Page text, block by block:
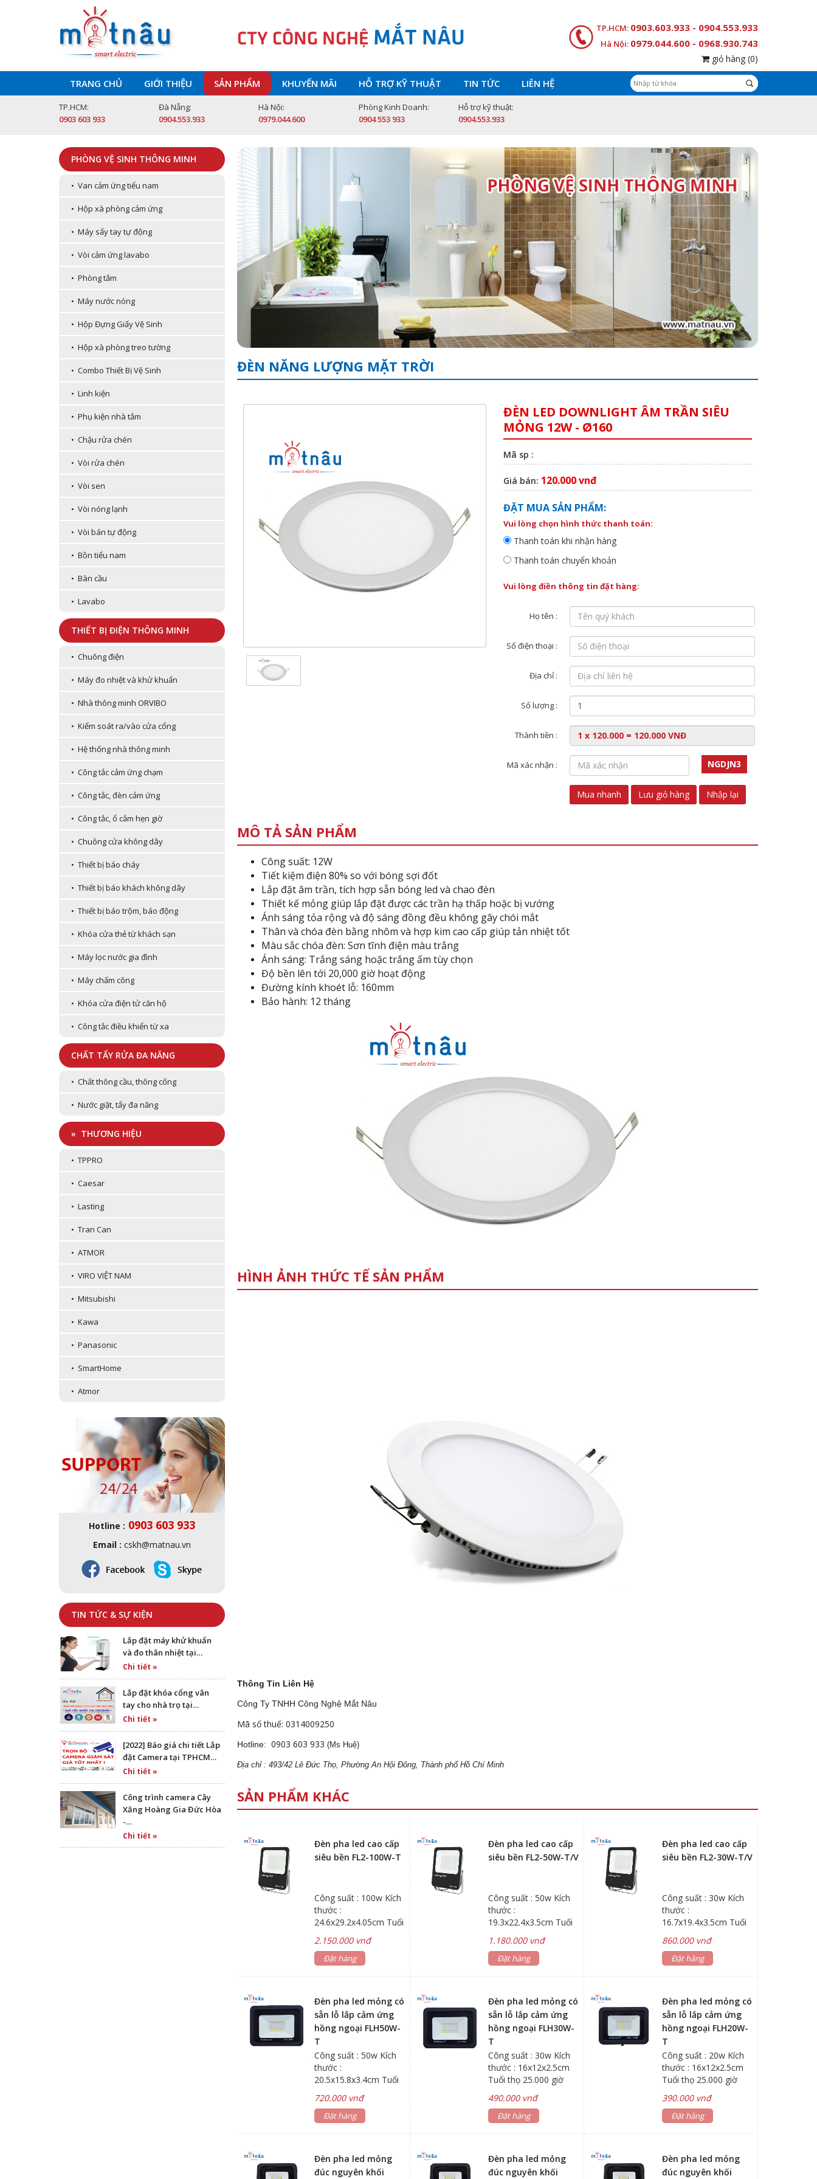
CTY CÔNG NGHỆ MẮT NÂU TP.HCM: 0903.603.933 - 0904.553.933
Hà Nội: 0979.044.600 - 0968.930.743
giỏ hàng (0)
TRANG CHỦ GIỚI THIỆU SẢN PHẨM KHUYẾN MÃI HỖ TRỢ KỸ THUẬT TIN TỨC LIÊN HỆ
TP.HCM:
0903 603 933
Đà Nẵng:
0904.553.933
Hà Nội:
0979.044.600
Phòng Kinh Doanh:
0904 553 933
Hỗ trợ kỹ thuật:
0904.553.933
PHÒNG VỆ SINH THÔNG MINH
• Van cảm ứng tiểu nam
• Hộp xà phòng cảm ứng
• Máy sấy tay tự động
• Vòi cảm ứng lavabo
• Phòng tắm
• Máy nước nóng
• Hộp Đựng Giấy Vệ Sinh
• Hộp xà phòng treo tường
• Combo Thiết Bị Vệ Sinh
• Linh kiện
• Phụ kiện nhà tắm
• Chậu rửa chén
• Vòi rửa chén
• Vòi sen
• Vòi nóng lạnh
• Vòi bán tự động
• Bồn tiểu nam
• Bàn cầu
• Lavabo
THIẾT BỊ ĐIỆN THÔNG MINH
• Chuông điện
• Máy đo nhiệt và khử khuẩn
• Nhà thông minh ORVIBO
• Kiểm soát ra/vào cửa cổng
• Hệ thống nhà thông minh
• Công tắc cảm ứng chạm
• Công tắc, đèn cảm ứng
• Công tắc, ổ cắm hẹn giờ
• Chuông cửa không dây
• Thiết bị báo cháy
• Thiết bị báo khách không dây
• Thiết bị báo trộm, báo động
• Khóa cửa thẻ từ khách sạn
• Máy lọc nước gia đình
• Máy chấm công
• Khóa cửa điện tử căn hộ
• Công tắc điều khiển từ xa
CHẤT TẨY RỬA ĐA NĂNG
• Chất thông cầu, thông cống
• Nước giặt, tẩy đa năng
» THƯƠNG HIỆU
• TPPRO
• Caesar
• Lasting
• Tran Can
• ATMOR
• VIRO VIỆT NAM
• Mitsubishi
• Kawa
• Panasonic
• SmartHome
• Atmor
Hotline : 0903 603 933
Email : cskh@matnau.vn
TIN TỨC & SỰ KIỆN
Lắp đặt máy khử khuẩn
và đo thân nhiệt tại…
Chi tiết »
Lắp đặt khóa cổng vân
tay cho nhà trọ tại…
Chi tiết »
[2022] Báo giá chi tiết Lắp
đặt Camera tại TPHCM…
Chi tiết »
Công trình camera Cây
Xăng Hoàng Gia Đức Hòa
-…
Chi tiết »
ĐÈN NĂNG LƯỢNG MẶT TRỜI
ĐÈN LED DOWNLIGHT ÂM TRẦN SIÊU
MỎNG 12W - Ø160
Mã sp :
Giá bán: 120.000 vnđ
ĐẶT MUA SẢN PHẨM:
Vui lòng chọn hình thức thanh toán:
Thanh toán khi nhận hàng
Thanh toán chuyển khoản
Vui lòng điền thông tin đặt hàng:
Họ tên :
Số điện thoại :
Địa chỉ :
Số lượng :
Thành tiền :
Mã xác nhận : NGDJN3
Mua nhanh Lưu giỏ hàng Nhập lại
MÔ TẢ SẢN PHẨM
Công suất: 12W
Tiết kiệm điện 80% so với bóng sợi đốt
Lắp đặt âm trần, tích hợp sẵn bóng led và chao đèn
Thiết kế mỏng giúp lắp đặt được các trần hạ thấp hoặc bị vướng
Ánh sáng tỏa rộng và độ sáng đồng đều không gây chói mắt
Thân và chóa đèn bằng nhôm và hợp kim cao cấp giúp tản nhiệt tốt
Màu sắc chóa đèn: Sơn tĩnh điện màu trắng
Ánh sáng: Trắng sáng hoặc trắng ấm tùy chọn
Độ bền lên tới 20,000 giờ hoạt động
Đường kính khoét lỗ: 160mm
Bảo hành: 12 tháng
HÌNH ẢNH THỨC TẾ SẢN PHẨM
Thông Tin Liên Hệ
Công Ty TNHH Công Nghệ Mắt Nâu
Mã số thuế: 0314009250
Hotline: 0903 603 933 (Ms Huệ)
Địa chỉ : 493/42 Lê Đức Thọ, Phường An Hội Đông, Thành phố Hồ Chí Minh
SẢN PHẨM KHÁC
Đèn pha led cao cấp
siêu bền FL2-100W-T
Công suất : 100w Kích
thước :
24.6x29.2x4.05cm Tuổi
2.150.000 vnđ
Đặt hàng
Đèn pha led cao cấp
siêu bền FL2-50W-T/V
Công suất : 50w Kích
thước :
19.3x22.4x3.5cm Tuổi
1.180.000 vnđ
Đặt hàng
Đèn pha led cao cấp
siêu bền FL2-30W-T/V
Công suất : 30w Kích
thước :
16.7x19.4x3.5cm Tuổi
860.000 vnđ
Đặt hàng
Đèn pha led mỏng có
sẵn lỗ lắp cảm ứng
hồng ngoại FLH50W-
T
Công suất : 50w Kích
thước :
20.5x15.8x3.4cm Tuổi
720.000 vnđ
Đặt hàng
Đèn pha led mỏng có
sẵn lỗ lắp cảm ứng
hồng ngoại FLH30W-
T
Công suất : 30w Kích
thước : 16x12x2.5cm
Tuổi thọ 25.000 giờ
490.000 vnđ
Đặt hàng
Đèn pha led mỏng có
sẵn lỗ lắp cảm ứng
hồng ngoại FLH20W-
T
Công suất : 20w Kích
thước : 16x12x2.5cm
Tuổi thọ 25.000 giờ
390.000 vnđ
Đặt hàng
Đèn pha led mỏng
đúc nguyên khối
Đèn pha led mỏng
đúc nguyên khối
Đèn pha led mỏng
đúc nguyên khối